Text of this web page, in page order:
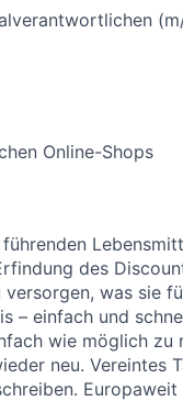
Online-Shops
des
was sie
– einfach und
wie möglich
neu. Vereintes